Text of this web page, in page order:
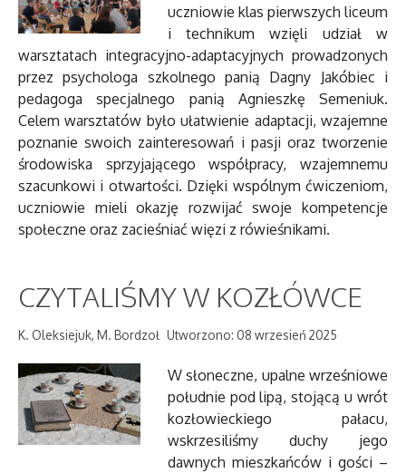
uczniowie klas pierwszych liceum
i technikum wzięli udział w
warsztatach integracyjno-adaptacyjnych prowadzonych
przez psychologa szkolnego panią Dagny Jakóbiec i
pedagoga specjalnego panią Agnieszkę Semeniuk.
Celem warsztatów było ułatwienie adaptacji, wzajemne
poznanie swoich zainteresowań i pasji oraz tworzenie
środowiska sprzyjającego współpracy, wzajemnemu
szacunkowi i otwartości. Dzięki wspólnym ćwiczeniom,
uczniowie mieli okazję rozwijać swoje kompetencje
społeczne oraz zacieśniać więzi z rówieśnikami.
CZYTALIŚMY W KOZŁÓWCE
K. Oleksiejuk, M. Bordzoł Utworzono: 08 wrzesień 2025
W słoneczne, upalne wrześniowe
południe pod lipą, stojącą u wrót
kozłowieckiego pałacu,
wskrzesiliśmy duchy jego
dawnych mieszkańców i gości –